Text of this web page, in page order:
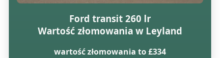
Ford transit 260 lr
Wartość złomowania w Leyland
wartość złomowania to £334